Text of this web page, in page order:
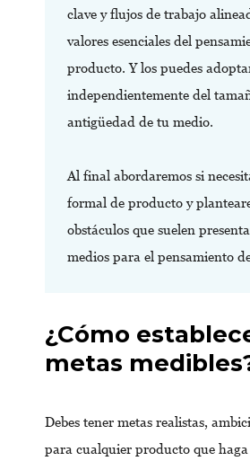
clave y flujos de trabajo
valores esenciales del
producto. Y los puedes
independientemente del
antigüedad de tu medio.
Al final abordaremos si
formal de producto y
obstáculos que suelen
medios para el pensamiento
¿Cómo
metas
Debes tener metas realistas,
para cualquier producto que